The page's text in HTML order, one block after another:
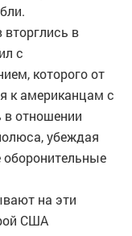
в
с
которого от
к американцам с
в отношении
убеждая
оборонительные
на эти
США